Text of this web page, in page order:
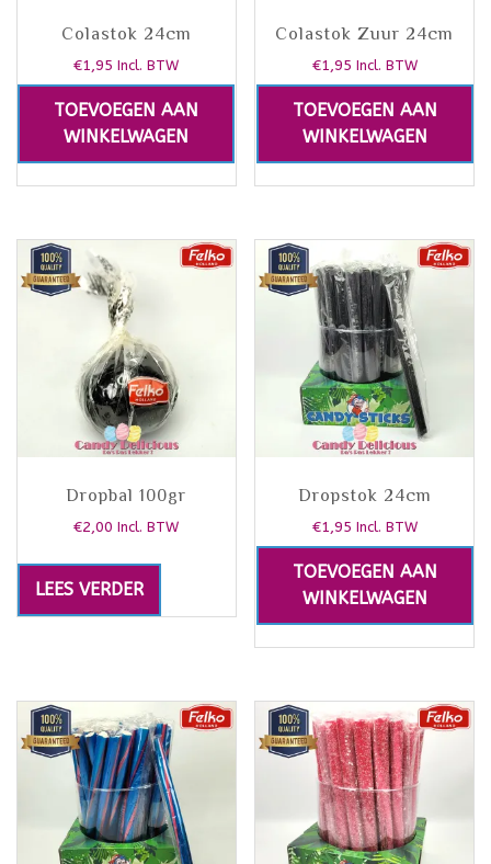
Colastok 24cm
€1,95 Incl. BTW
TOEVOEGEN AAN
WINKELWAGEN
Colastok Zuur 24cm
€1,95 Incl. BTW
TOEVOEGEN AAN
WINKELWAGEN
Dropbal 100gr
€2,00 Incl. BTW
LEES VERDER
Dropstok 24cm
€1,95 Incl. BTW
TOEVOEGEN AAN
WINKELWAGEN